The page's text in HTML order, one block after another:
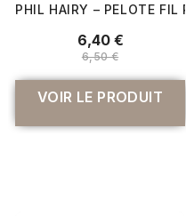
PHIL HAIRY – PELOTE FIL
6,40 €
6,50 €
VOIR LE PRODUIT